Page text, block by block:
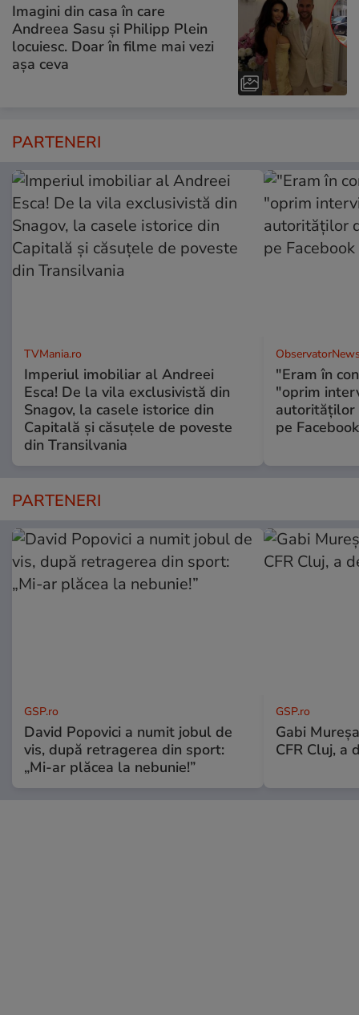
Imagini din casa în care
Andreea Sasu și Philipp Plein
locuiesc. Doar în filme mai vezi
așa ceva
PARTENERI
TVMania.ro
Imperiul imobiliar al Andreei
Esca! De la vila exclusivistă din
Snagov, la casele istorice din
Capitală și căsuțele de poveste
din Transilvania
"Eram în
"oprim
autorităţilor
pe Facebook
PARTENERI
GSP.ro
David Popovici a numit jobul de
vis, după retragerea din sport:
„Mi-ar plăcea la nebunie!”
GSP.ro
Gabi
CFR Cluj, a